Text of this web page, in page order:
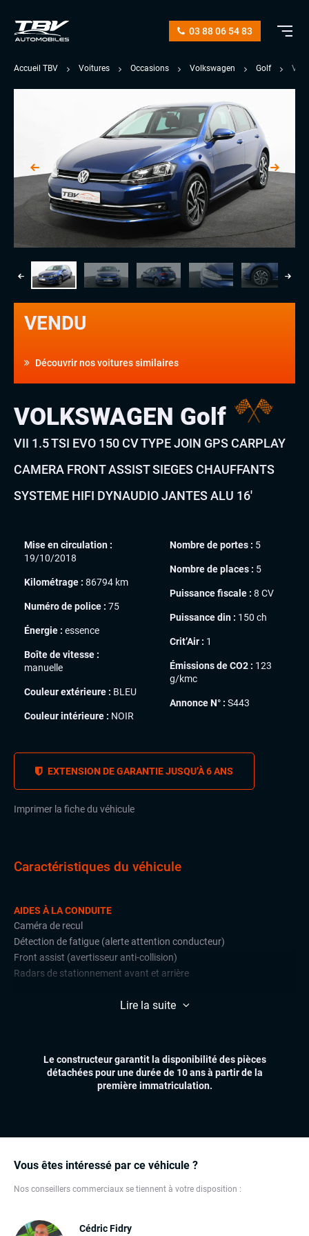
03 88 06 54 83
Accueil TBV Voitures Occasions Volkswagen Golf VII
VENDU
Découvrir nos voitures similaires
VOLKSWAGEN Golf
VII 1.5 TSI EVO 150 CV TYPE JOIN GPS CARPLAY
CAMERA FRONT ASSIST SIEGES CHAUFFANTS
SYSTEME HIFI DYNAUDIO JANTES ALU 16′
Mise en circulation :
19/10/2018
Kilométrage : 86794 km
Numéro de police : 75
Énergie : essence
Boîte de vitesse :
manuelle
Couleur extérieure : BLEU
Couleur intérieure : NOIR
Nombre de portes : 5
Nombre de places : 5
Puissance fiscale : 8 CV
Puissance din : 150 ch
Crit’Air : 1
Émissions de CO2 : 123
g/kmc
Annonce N° : S443
EXTENSION DE GARANTIE JUSQU’À 6 ANS
Imprimer la fiche du véhicule
Vous êtes intéressé par ce véhicule ?
Nos conseillers commerciaux se tiennent à votre disposition :
Cédric Fidry
Caractéristiques du véhicule
AIDES À LA CONDUITE
Caméra de recul
Détection de fatigue (alerte attention conducteur)
Front assist (avertisseur anti-collision)
Radars de stationnement avant et arrière
Sièges chauffants
Volant multifonctions
Ordinateur de bord
Systeme HIFI DYNAUDIO
Lire la suite
Le constructeur garantit la disponibilité des pièces
détachées pour une durée de 10 ans à partir de la
première immatriculation.